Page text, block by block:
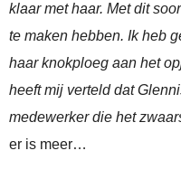
klaar met haar. Met dit
te maken hebben. Ik heb
haar knokploeg aan het
heeft mij verteld dat
medewerker die het
er is meer…